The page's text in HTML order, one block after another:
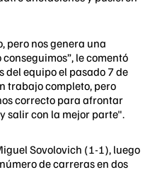
pero nos genera una
le comentó
del equipo el pasado 7 de
trabajo completo, pero
correcto para afrontar
salir con la mejor parte".
Sovolovich (1-1), luego
de carreras en dos